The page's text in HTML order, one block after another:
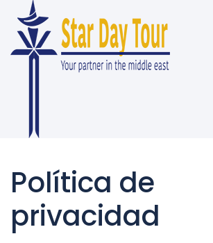
Política de
privacidad